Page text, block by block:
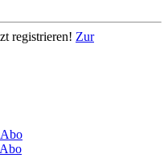
registrieren! Zur